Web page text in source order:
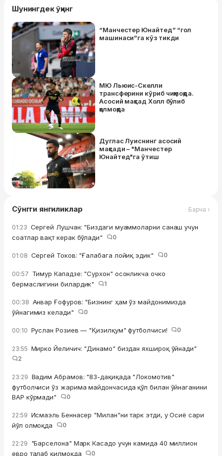
Шунингдек ўқинг
“Манчестер Юнайтед” “гол
машинаси”га кўз тикди
МЮ Льюис-Скелли
трансферини кўриб чиқмоқда.
Асосий мақсад Холл бўлиб
қолмоқда
Дуглас Луиснинг асосий
мақсади – "Манчестер
Юнайтед"га ўтиш
Сўнгги янгиликлар Барча ›
01:23 Сергей Лушчан: "Биздаги муаммоларни санаш учун
соатлар вақт керак бўлади"
0
01:08 Сергей Токов: "Ғалабага лойиқ эдик" 0
00:57 Тимур Кападзе: "Сурхон" осонликча очко
бермаслигини билардик"
1
00:38 Анвар Ғофуров: "Бизнинг ҳам ўз майдонимизда
ўйнагимиз келади"
0
00:10 Руслан Розиев — "Қизилқум" футболчиси! 0
23:55 Мирко Йеличич: "Динамо" биздан яхшироқ ўйнади"
2
23:29 Вадим Абрамов: "83-дақиқада "Локомотив"
футболчиси ўз жарима майдончасида қўл билан ўйнаганини
ВАР кўрмади"
0
22:59 Исмаэль Беннасер "Милан"ни тарк этди, у Осиё сари
йўл олмоқда
0
22:29 "Барселона" Марк Касадо учун камида 40 миллион
евро талаб қилмоқда
0